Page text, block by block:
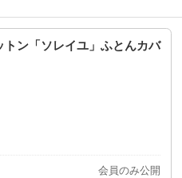
ン「ソレイユ」ふとんカバ
会員のみ公開